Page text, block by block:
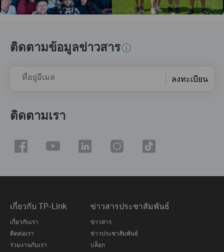
ติดตามข้อมูลข่าวสาร
ที่อยู่อีเมล ลงทะเบียน
ติดตามเรา
เกี่ยวกับ TP-Link
เกี่ยวกับเรา
ติดต่อเรา
ร่วมงานกับเรา
ข่าวสารประชาสัมพันธ์
ข่าวสาร
ข่าวประชาสัมพันธ์
บล็อก